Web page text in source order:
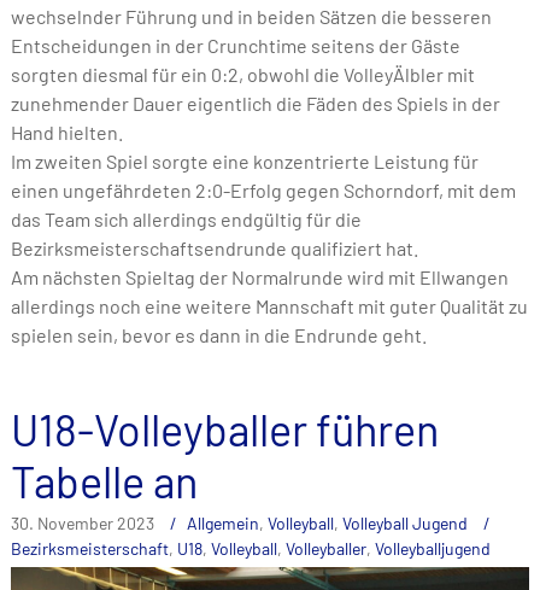
wechselnder Führung und in beiden Sätzen die besseren
Entscheidungen in der Crunchtime seitens der Gäste
sorgten diesmal für ein 0:2, obwohl die VolleyÄlbler mit
zunehmender Dauer eigentlich die Fäden des Spiels in der
Hand hielten.
Im zweiten Spiel sorgte eine konzentrierte Leistung für
einen ungefährdeten 2:0-Erfolg gegen Schorndorf, mit dem
das Team sich allerdings endgültig für die
Bezirksmeisterschaftsendrunde qualifiziert hat.
Am nächsten Spieltag der Normalrunde wird mit Ellwangen
allerdings noch eine weitere Mannschaft mit guter Qualität zu
spielen sein, bevor es dann in die Endrunde geht.
U18-Volleyballer führen
Tabelle an
30. November 2023 Allgemein, Volleyball, Volleyball Jugend
Bezirksmeisterschaft, U18, Volleyball, Volleyballer, Volleyballjugend